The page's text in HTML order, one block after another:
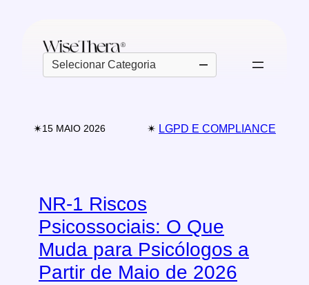
Categorias
✴︎15 MAIO 2026 ✴︎ LGPD E COMPLIANCE
NR-1 Riscos
Psicossociais: O Que
Muda para Psicólogos a
Partir de Maio de 2026